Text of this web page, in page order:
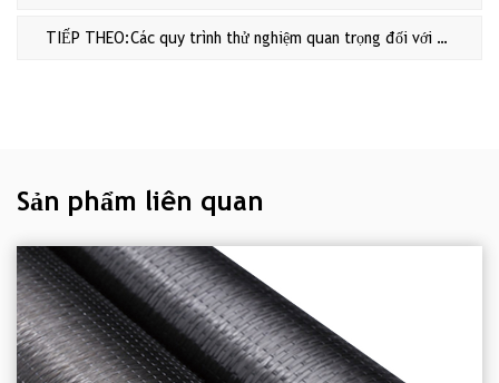
TIẾP THEO:Các quy trình thử nghiệm quan trọng đối với Carbon Epoxy Prepreg trong các ứng dụng kết cấu nhiệt độ cao
Sản phẩm liên quan